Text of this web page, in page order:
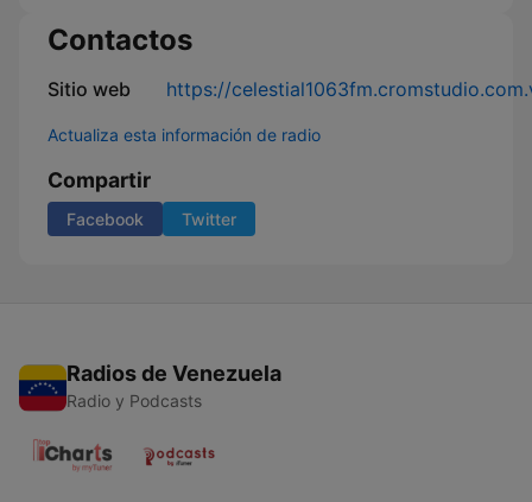
Contactos
Sitio web https://
Actualiza esta información de radio
Compartir
Facebook Twitter
Radios de Venezuela
Radio y Podcasts